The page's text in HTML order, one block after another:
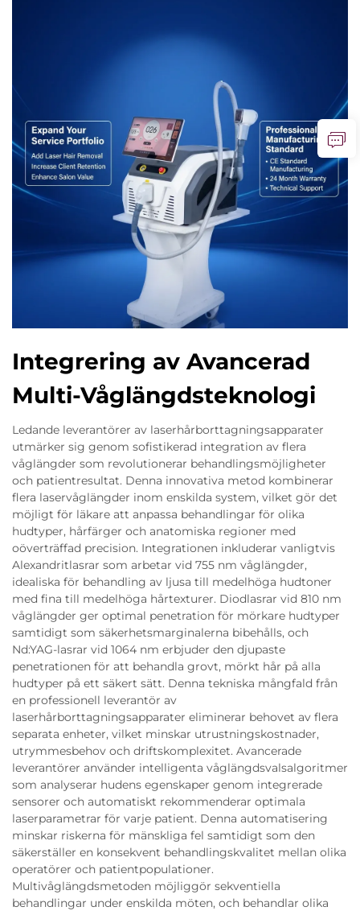
Integrering av Avancerad
Multi-Våglängdsteknologi
Ledande leverantörer av laserhårborttagningsapparater
utmärker sig genom sofistikerad integration av flera
våglängder som revolutionerar behandlingsmöjligheter
och patientresultat. Denna innovativa metod kombinerar
flera laservåglängder inom enskilda system, vilket gör det
möjligt för läkare att anpassa behandlingar för olika
hudtyper, hårfärger och anatomiska regioner med
oöverträffad precision. Integrationen inkluderar vanligtvis
Alexandritlasrar som arbetar vid 755 nm våglängder,
idealiska för behandling av ljusa till medelhöga hudtoner
med fina till medelhöga hårtexturer. Diodlasrar vid 810 nm
våglängder ger optimal penetration för mörkare hudtyper
samtidigt som säkerhetsmarginalerna bibehålls, och
Nd:YAG-lasrar vid 1064 nm erbjuder den djupaste
penetrationen för att behandla grovt, mörkt hår på alla
hudtyper på ett säkert sätt. Denna tekniska mångfald från
en professionell leverantör av
laserhårborttagningsapparater eliminerar behovet av flera
separata enheter, vilket minskar utrustningskostnader,
utrymmesbehov och driftskomplexitet. Avancerade
leverantörer använder intelligenta våglängdsvalsalgoritmer
som analyserar hudens egenskaper genom integrerade
sensorer och automatiskt rekommenderar optimala
laserparametrar för varje patient. Denna automatisering
minskar riskerna för mänskliga fel samtidigt som den
säkerställer en konsekvent behandlingskvalitet mellan olika
operatörer och patientpopulationer.
Multivåglängdsmetoden möjliggör sekventiella
behandlingar under enskilda möten, och behandlar olika